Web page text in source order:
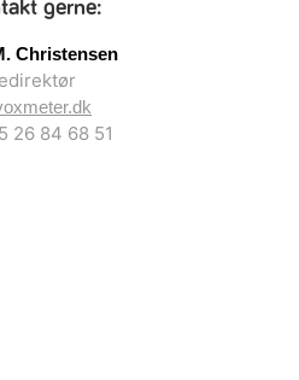
gerne:
Christensen
26 84 68 51